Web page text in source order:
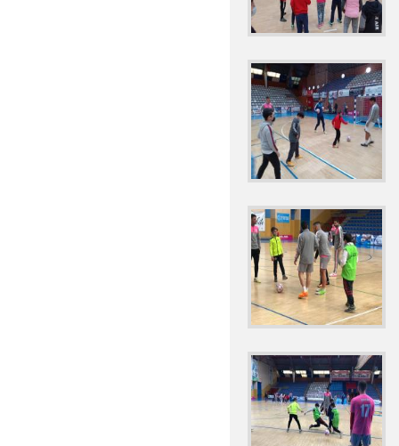
SALUDABLES_ FOTOS
2022 ACTIVIDAD
2022 ACTIVIDAD
2022 ANTONIO
2022 ACTIVIDAD
2022 BICIBÚS
2022 BLOG
2022 CARNAVAL
NUESTRO COLEGIO
2022 CEIP ANTONIO
2022 CELEBRACIÓN